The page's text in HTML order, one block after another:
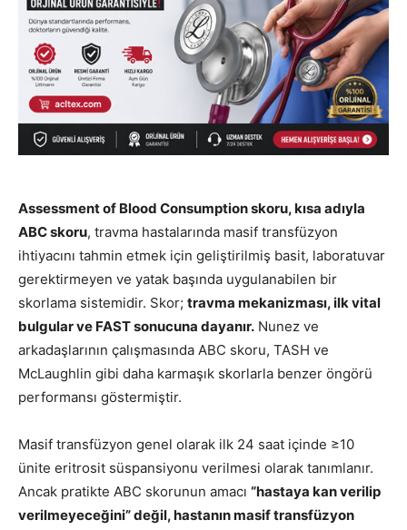
Assessment of Blood Consumption skoru, kısa adıyla
ABC skoru, travma hastalarında masif transfüzyon
ihtiyacını tahmin etmek için geliştirilmiş basit, laboratuvar
gerektirmeyen ve yatak başında uygulanabilen bir
skorlama sistemidir. Skor; travma mekanizması, ilk vital
bulgular ve FAST sonucuna dayanır. Nunez ve
arkadaşlarının çalışmasında ABC skoru, TASH ve
McLaughlin gibi daha karmaşık skorlarla benzer öngörü
performansı göstermiştir.
Masif transfüzyon genel olarak ilk 24 saat içinde ≥10
ünite eritrosit süspansiyonu verilmesi olarak tanımlanır.
Ancak pratikte ABC skorunun amacı “hastaya kan verilip
verilmeyeceğini” değil, hastanın masif transfüzyon